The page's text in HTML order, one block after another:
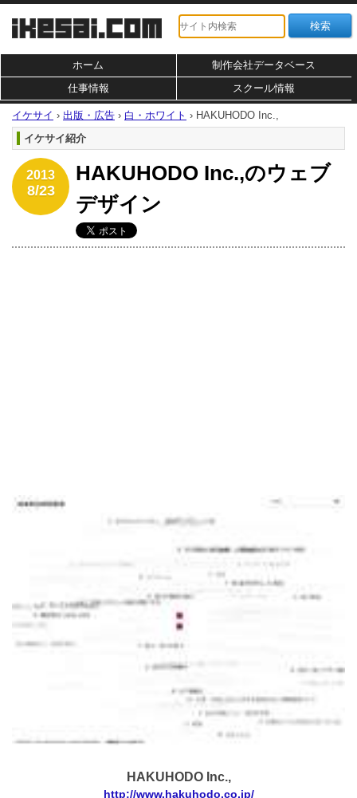
ホーム
制作会社データベース
仕事情報
スクール情報
イケサイ › 出版・広告 › 白・ホワイト › HAKUHODO Inc.,
イケサイ紹介
2013
8/23
HAKUHODO Inc.,のウェブ
デザイン
HAKUHODO Inc.,
http://www.hakuhodo.co.jp/